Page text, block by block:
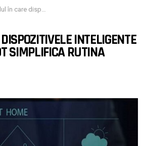
inteligente de acasă vă pot simplifica rutina zilnică
INTELIGENTE
SIMPLIFICA RUTINA